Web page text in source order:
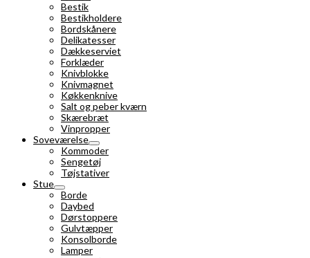
Bestik
Bestikholdere
Bordskånere
Delikatesser
Dækkeserviet
Forklæder
Knivblokke
Knivmagnet
Køkkenknive
Salt og peber kværn
Skærebræt
Vinpropper
Soveværelse
Kommoder
Sengetøj
Tøjstativer
Stue
Borde
Daybed
Dørstoppere
Gulvtæpper
Konsolborde
Lamper